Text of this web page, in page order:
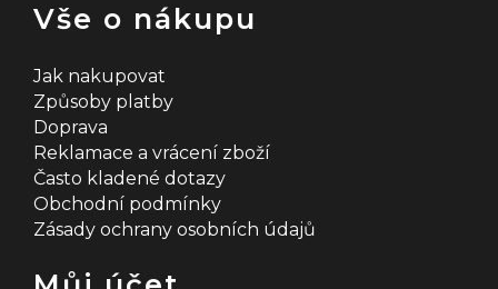
Vše o nákupu
Jak nakupovat
Způsoby platby
Doprava
Reklamace a vrácení zboží
Často kladené dotazy
Obchodní podmínky
Zásady ochrany osobních údajů